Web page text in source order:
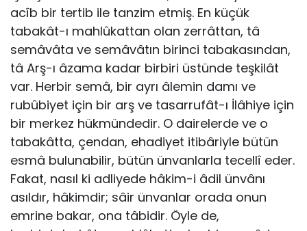
acîb bir tertib ile tanzim etmiş. En küçük
tabakât-ı mahlûkattan olan zerrâttan, tâ
semâvâta ve semâvâtın birinci tabakasından,
tâ Arş-ı âzama kadar birbiri üstünde teşkilât
var. Herbir semâ, bir ayrı âlemin damı ve
rubûbiyet için bir arş ve tasarrufât-ı İlâhiye için
bir merkez hükmündedir. O dairelerde ve o
tabakâtta, çendan, ehadiyet itibâriyle bütün
esmâ bulunabilir, bütün ünvanlarla tecellî eder.
Fakat, nasıl ki adliyede hâkim-i âdil ünvânı
asıldır, hâkimdir; sâir ünvanlar orada onun
emrine bakar, ona tâbidir. Öyle de,